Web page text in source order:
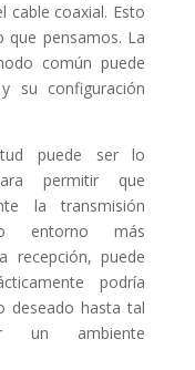
cable coaxial. Esto
que pensamos. La
común puede
su configuración
puede ser lo
permitir que
la transmisión
entorno más
recepción, puede
podría
deseado hasta tal
un ambiente